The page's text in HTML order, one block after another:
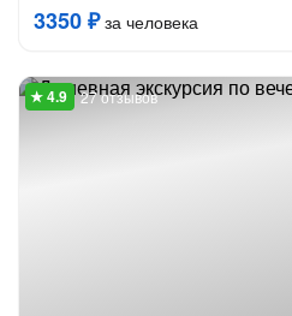
3350 ₽за человека
27 отзывов